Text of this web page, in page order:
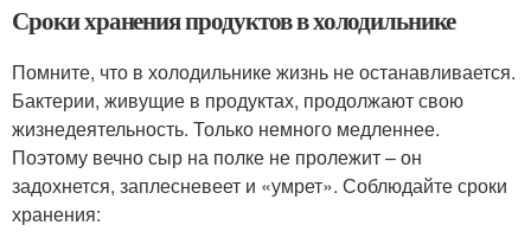
Сроки хранения продуктов в холодильнике
Помните, что в холодильнике жизнь не останавливается.
Бактерии, живущие в продуктах, продолжают свою
жизнедеятельность. Только немного медленнее.
Поэтому вечно сыр на полке не пролежит – он
задохнется, заплесневеет и «умрет». Соблюдайте сроки
хранения: